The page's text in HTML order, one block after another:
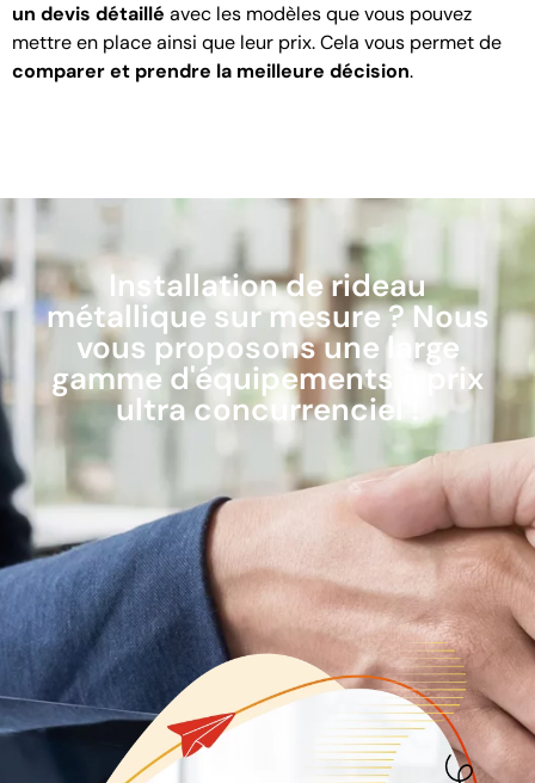
un devis détaillé avec les modèles que vous pouvez
mettre en place ainsi que leur prix. Cela vous permet de
comparer et prendre la meilleure décision.
Installation de rideau
métallique sur mesure ? Nous
vous proposons une large
gamme d'équipements à prix
ultra concurrenciel !